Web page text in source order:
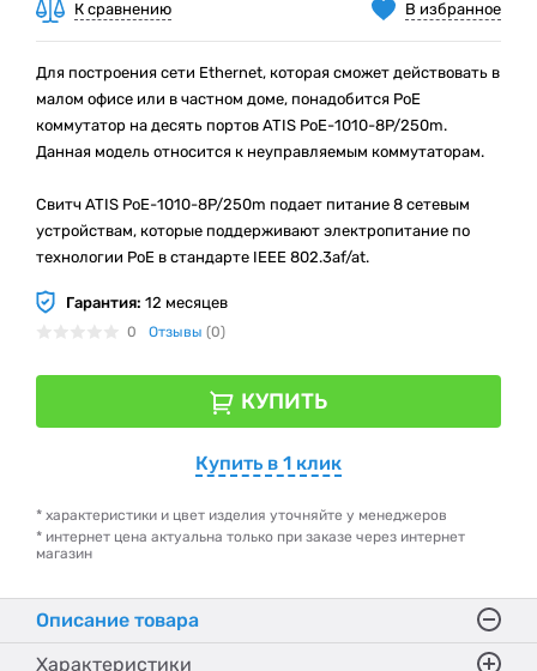
В избранное
К сравнению
Для построения сети Ethernet, которая сможет действовать в
малом офисе или в частном доме, понадобится PoE
коммутатор на десять портов ATIS PoE-1010-8P/250m.
Данная модель относится к неуправляемым коммутаторам.
Свитч ATIS PoE-1010-8P/250m подает питание 8 сетевым
устройствам, которые поддерживают электропитание по
технологии PoE в стандарте IEEE 802.3af/at.
Гарантия: 12 месяцев
0 Отзывы (0)
КУПИТЬ
Купить в 1 клик
* характеристики и цвет изделия уточняйте у менеджеров
* интернет цена актуальна только при заказе через интернет
магазин
Описание товара
Характеристики